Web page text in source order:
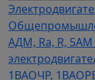
АДМ, Ra, R, 5AM
1ВАОЧР,